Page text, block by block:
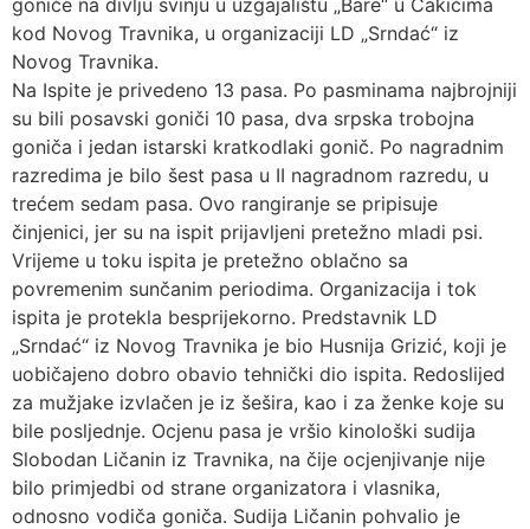
kod Novog Travnika, u organizaciji LD „Srndać“ iz
Novog Travnika.
Na Ispite je privedeno 13 pasa. Po pasminama najbrojniji
su bili posavski goniči 10 pasa, dva srpska trobojna
goniča i jedan istarski kratkodlaki gonič. Po nagradnim
razredima je bilo šest pasa u II nagradnom razredu, u
trećem sedam pasa. Ovo rangiranje se pripisuje
činjenici, jer su na ispit prijavljeni pretežno mladi psi.
Vrijeme u toku ispita je pretežno oblačno sa
povremenim sunčanim periodima. Organizacija i tok
ispita je protekla besprijekorno. Predstavnik LD
„Srndać“ iz Novog Travnika je bio Husnija Grizić, koji je
uobičajeno dobro obavio tehnički dio ispita. Redoslijed
za mužjake izvlačen je iz šešira, kao i za ženke koje su
bile posljednje. Ocjenu pasa je vršio kinološki sudija
Slobodan Ličanin iz Travnika, na čije ocjenjivanje nije
bilo primjedbi od strane organizatora i vlasnika,
odnosno vodiča goniča. Sudija Ličanin pohvalio je